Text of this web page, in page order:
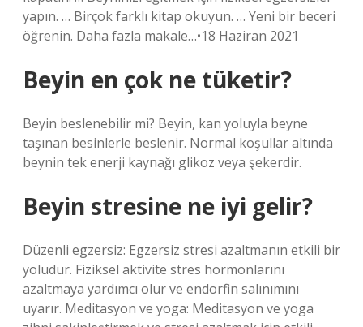
yapın. … Birçok farklı kitap okuyun. … Yeni bir beceri
öğrenin. Daha fazla makale…•18 Haziran 2021
Beyin en çok ne tüketir?
Beyin beslenebilir mi? Beyin, kan yoluyla beyne
taşınan besinlerle beslenir. Normal koşullar altında
beynin tek enerji kaynağı glikoz veya şekerdir.
Beyin stresine ne iyi gelir?
Düzenli egzersiz: Egzersiz stresi azaltmanın etkili bir
yoludur. Fiziksel aktivite stres hormonlarını
azaltmaya yardımcı olur ve endorfin salınımını
uyarır. Meditasyon ve yoga: Meditasyon ve yoga